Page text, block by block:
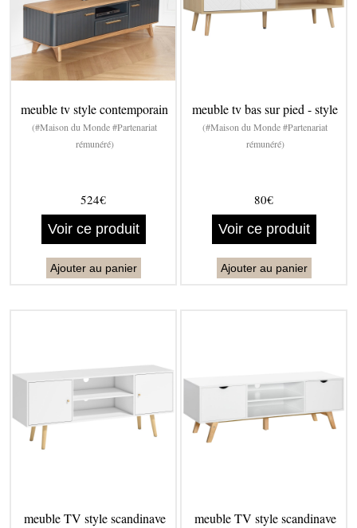
meuble tv style contemporain
(#Maison du Monde #Partenariat
rémunéré)
524€
Voir ce produit
Ajouter au panier
meuble tv bas sur pied - style
(#Maison du Monde #Partenariat
rémunéré)
80€
Voir ce produit
Ajouter au panier
meuble TV style scandinave meuble TV style scandinave